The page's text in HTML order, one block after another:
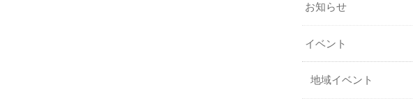
お知らせ
イベント
地域イベント